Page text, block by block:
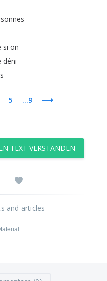
si on
déni
5 ...9
TEXT VERSTANDEN
and articles